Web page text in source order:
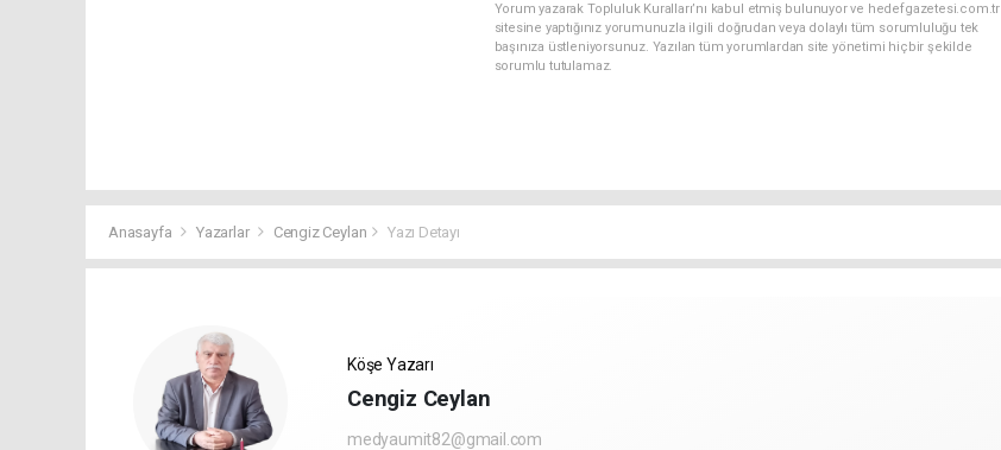
Yorum yazarak Topluluk Kuralları’nı kabul etmiş bulunuyor ve hedefgazetesi.com.tr
sitesine yaptığınız yorumunuzla ilgili doğrudan veya dolaylı tüm sorumluluğu tek
başınıza üstleniyorsunuz. Yazılan tüm yorumlardan site yönetimi hiçbir şekilde
sorumlu tutulamaz.
Anasayfa Yazarlar Cengiz Ceylan Yazı Detayı
Köşe Yazarı
Cengiz Ceylan
medyaumit82@gmail.com